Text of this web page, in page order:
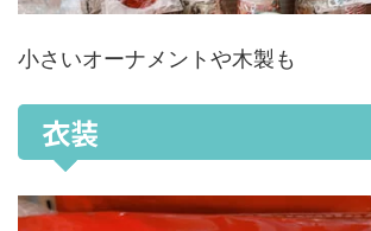
小さいオーナメントや木製も
衣装